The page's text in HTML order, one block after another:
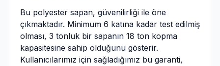
Bu polyester sapan, güvenilirliği ile öne
çıkmaktadır. Minimum 6 katına kadar test edilmiş
olması, 3 tonluk bir sapanın 18 ton kopma
kapasitesine sahip olduğunu gösterir.
Kullanıcılarımız için sağladığımız bu garanti,